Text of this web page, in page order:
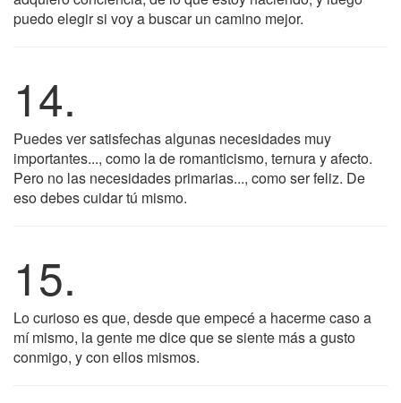
puedo elegir si voy a buscar un camino mejor.
14.
Puedes ver satisfechas algunas necesidades muy
importantes..., como la de romanticismo, ternura y afecto.
Pero no las necesidades primarias..., como ser feliz. De
eso debes cuidar tú mismo.
15.
Lo curioso es que, desde que empecé a hacerme caso a
mí mismo, la gente me dice que se siente más a gusto
conmigo, y con ellos mismos.